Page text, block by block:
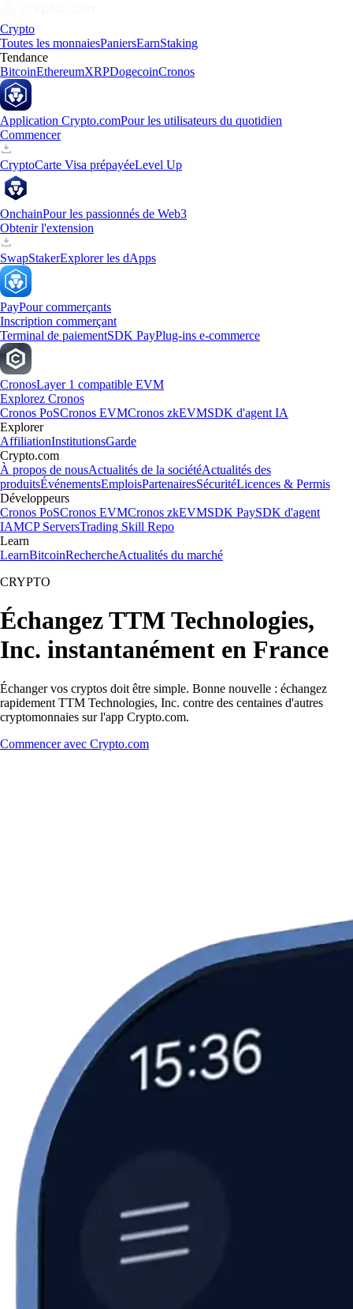
Crypto
Toutes les monnaiesPaniersEarnStaking
Tendance
BitcoinEthereumXRPDogecoinCronos
Application Crypto.comPour les utilisateurs du quotidien
Commencer
CryptoCarte Visa prépayéeLevel Up
OnchainPour les passionnés de Web3
Obtenir l'extension
SwapStakerExplorer les dApps
PayPour commerçants
Inscription commerçant
Terminal de paiementSDK PayPlug-ins e-commerce
CronosLayer 1 compatible EVM
Explorez Cronos
Cronos PoSCronos EVMCronos zkEVMSDK d'agent IA
Explorer
AffiliationInstitutionsGarde
Crypto.com
À propos de nousActualités de la sociétéActualités des
produitsÉvénementsEmploisPartenairesSécuritéLicences & Permis
Développeurs
Cronos PoSCronos EVMCronos zkEVMSDK PaySDK d'agent
IAMCP ServersTrading Skill Repo
Learn
LearnBitcoinRechercheActualités du marché
CRYPTO
Échangez TTM Technologies,
Inc. instantanément en France
Échanger vos cryptos doit être simple. Bonne nouvelle : échangez
rapidement TTM Technologies, Inc. contre des centaines d'autres
cryptomonnaies sur l'app Crypto.com.
Commencer avec Crypto.com